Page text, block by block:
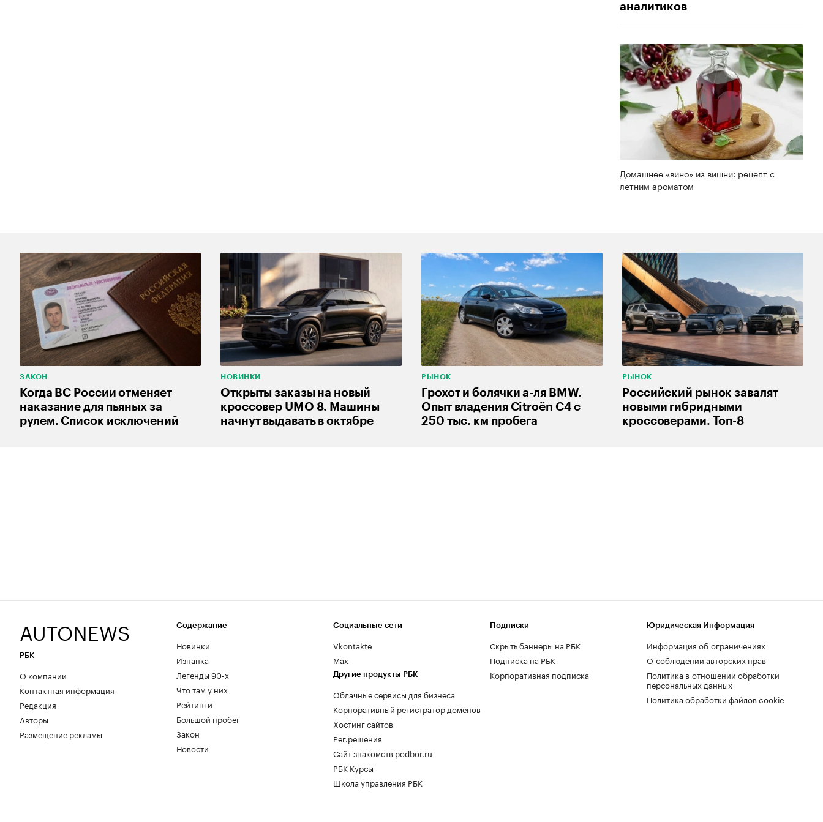
аналитиков
Домашнее «вино» из вишни: рецепт с
летним ароматом
ЗАКОН
Когда ВС России отменяет
наказание для пьяных за
рулем. Список исключений
НОВИНКИ
Открыты заказы на новый
кроссовер UMO 8. Машины
начнут выдавать в октябре
РЫНОК
Грохот и болячки а-ля BMW.
Опыт владения Citroёn C4 с
250 тыс. км пробега
РЫНОК
Российский рынок завалят
новыми гибридными
кроссоверами. Топ-8
AUTONEWS
РБК
О компании
Контактная информация
Редакция
Авторы
Размещение рекламы
Содержание
Новинки
Изнанка
Легенды 90-х
Что там у них
Рейтинги
Большой пробег
Закон
Новости
Социальные сети
Vkontakte
Max
Другие продукты РБК
Облачные сервисы для бизнеса
Корпоративный регистратор доменов
Хостинг сайтов
Рег.решения
Сайт знакомств podbor.ru
РБК Курсы
Школа управления РБК
Подписки
Скрыть баннеры на РБК
Подписка на РБК
Корпоративная подписка
Юридическая Информация
Информация об ограничениях
О соблюдении авторских прав
Политика в отношении обработки
персональных данных
Политика обработки файлов cookie